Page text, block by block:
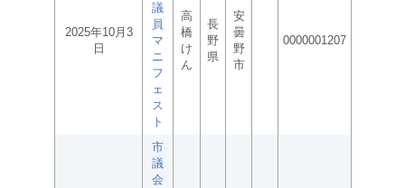
2025年10月3
日
議
員
マ
ニ
フ
ェ
ス
ト
高
橋
け
ん
長
野
県
安
曇
野
市
0000001207
市
議
会